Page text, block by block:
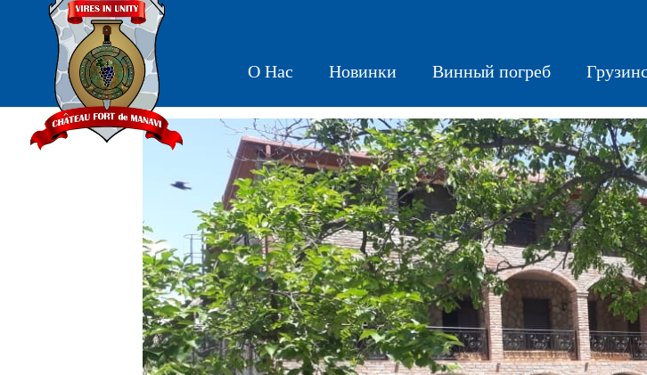
О Нас Новинки Винный погреб